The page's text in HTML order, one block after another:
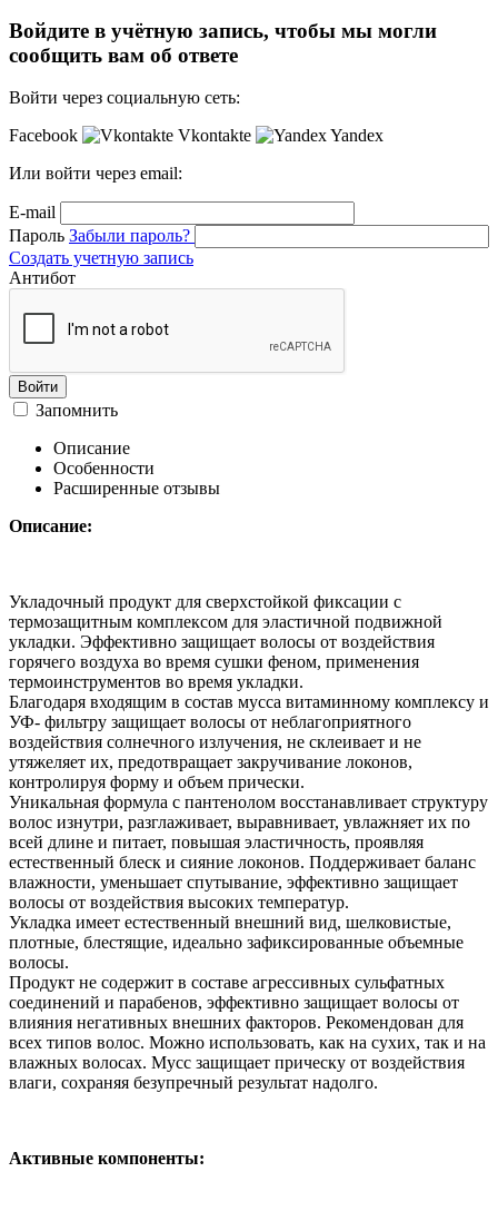
Войдите в учётную запись, чтобы мы могли
сообщить вам об ответе
Войти через социальную сеть:
Facebook
Vkontakte
Yandex
Или войти через email:
E-mail
Пароль Забыли пароль?
Создать учетную запись
Антибот
Войти
Запомнить
Описание
Особенности
Расширенные отзывы
Описание:
Укладочный продукт для сверхстойкой фиксации с
термозащитным комплексом для эластичной подвижной
укладки. Эффективно защищает волосы от воздействия
горячего воздуха во время сушки феном, применения
термоинструментов во время укладки.
Благодаря входящим в состав мусса витаминному комплексу и
УФ- фильтру защищает волосы от неблагоприятного
воздействия солнечного излучения, не склеивает и не
утяжеляет их, предотвращает закручивание локонов,
контролируя форму и объем прически.
Уникальная формула с пантенолом восстанавливает структуру
волос изнутри, разглаживает, выравнивает, увлажняет их по
всей длине и питает, повышая эластичность, проявляя
естественный блеск и сияние локонов. Поддерживает баланс
влажности, уменьшает спутывание, эффективно защищает
волосы от воздействия высоких температур.
Укладка имеет естественный внешний вид, шелковистые,
плотные, блестящие, идеально зафиксированные объемные
волосы.
Продукт не содержит в составе агрессивных сульфатных
соединений и парабенов, эффективно защищает волосы от
влияния негативных внешних факторов. Рекомендован для
всех типов волос. Можно использовать, как на сухих, так и на
влажных волосах. Мусс защищает прическу от воздействия
влаги, сохраняя безупречный результат надолго.
Активные компоненты: